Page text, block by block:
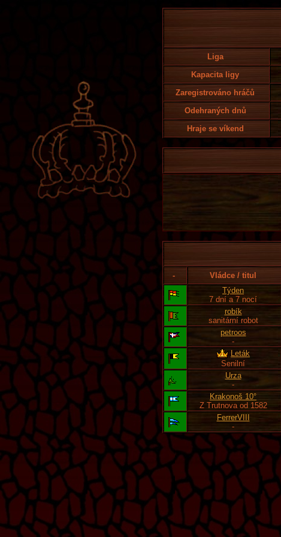
Liga
Kapacita ligy
Zaregistrováno hráčů
Odehraných dnů
Hraje se víkend
- Vládce / titul
Týden
7 dní a 7 nocí
robík
sanitární robot
petroos
-
Leták
Senilní
Urza
-
Krakonoš 10°
Z Trutnova od 1582
FerrerVIII
-